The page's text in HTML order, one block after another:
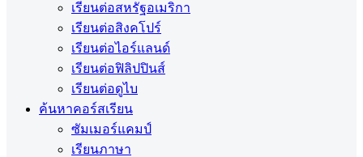
เรียนต่อสหรัฐอเมริกา
เรียนต่อสิงคโปร์
เรียนต่อไอร์แลนด์
เรียนต่อฟิลิปปินส์
เรียนต่อดูไบ
ค้นหาคอร์สเรียน
ซัมเมอร์แคมป์
เรียนภาษา